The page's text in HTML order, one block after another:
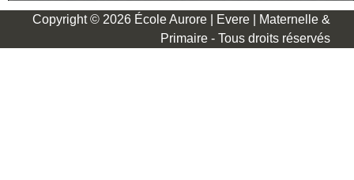
Copyright © 2026 École Aurore | Evere | Maternelle &
Primaire - Tous droits réservés